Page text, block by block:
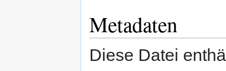
Metadaten
Diese Datei